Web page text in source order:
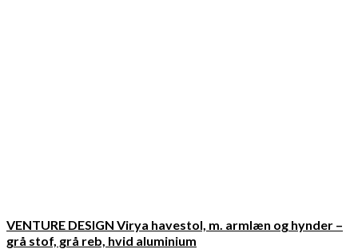
VENTURE DESIGN Virya havestol, m. armlæn og hynder –
grå stof, grå reb, hvid aluminium